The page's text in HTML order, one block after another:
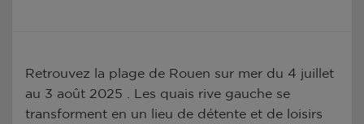
Retrouvez la plage de Rouen sur mer du 4 juillet
au 3 août 2025 . Les quais rive gauche se
transforment en un lieu de détente et de loisirs